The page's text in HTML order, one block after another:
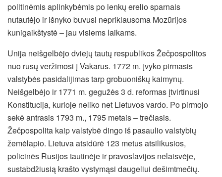
politinėmis aplinkybėmis po lenkų erelio sparnais
nutautėjo ir išnyko buvusi nepriklausoma Mozūrijos
kunigaikštystė – jau visiems laikams.
Unija neišgelbėjo dviejų tautų respublikos Žečpospolitos
nuo rusų veržimosi į Vakarus. 1772 m. įvyko pirmasis
valstybės pasidalijimas tarp grobuoniškų kaimynų.
Neišgelbėjo ir 1771 m. gegužės 3 d. reformas įtvirtinusi
Konstitucija, kurioje neliko net Lietuvos vardo. Po pirmojo
sekė antrasis 1793 m., 1795 metais – trečiasis.
Žečpospolita kaip valstybė dingo iš pasaulio valstybių
žemėlapio. Lietuva atsidūrė 123 metus atsilikusios,
policinės Rusijos tautinėje ir pravoslavijos nelaisvėje,
sustabdžiusią krašto vystymąsi daugeliui dešimtmečių.